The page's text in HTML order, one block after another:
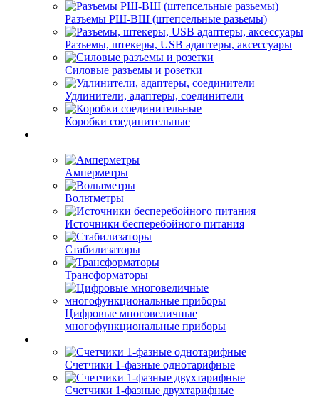
Разъемы РШ-ВШ (штепсельные разьемы)
Разъемы, штекеры, USB адаптеры, аксессуары
Силовые разъемы и розетки
Удлинители, адаптеры, соединители
Коробки соединительные
Амперметры
Вольтметры
Источники бесперебойного питания
Стабилизаторы
Трансформаторы
Цифровые многовеличные
многофункциональные приборы
Счетчики 1-фазные однотарифные
Счетчики 1-фазные двухтарифные